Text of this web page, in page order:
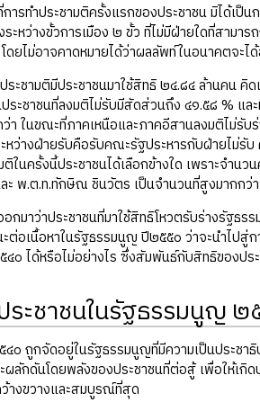
ารทำประชามติครั้งแรกของประชาชน มิได้เ
ะหว่างขั้วการเมือง ๒ ขั้ว ที่ไม่มีฝ่ายใดที่สามา
ดยไม่อาจคาดหมายได้ว่าผลลัพท์ในอนาคตจะไ
ะชามติมีประชาชนมาใช้สิทธิ ๒๔.๘๔ ล้านคน คิ
ะชาชนที่ลงมติไม่รับมีสัดส่วนถึง ๔๑.๕๘ % แ
า ในขณะที่ภาคเหนือและภาคอีสานลงมติไม่รับ
หว่างฝ่ายรับคือรับคณะรัฐประหารกับฝ่ายไม่
ติในครั้งนี้ประชาชนได้เลือกข้างใด เพราะจำ
ะ พ.ต.ท.ทักษิณ ชินวัตร เป็นจำนวนที่สูงมากกว่า
อกมาว่าประชาชนที่มาใช้สิทธิโหวตรับร่างรัฐ
ะต่อเนื้อหาในรัฐธรรมนูญ ปี๒๕๕๐ ว่าจะนำไป
๐ ได้หรือไม่อย่างไร ซึ่งสัมพันธ์กับสิทธิของปร
ะชาชนในรัฐธรรมนูญ ๒
๐ ถูกจัดอยู่ในรัฐธรรมนูญที่มีความเป็นประชา
ผลักดันโดยพลังของประชาชนที่ต่อสู้ เพื่อให้
างขวางและสมบูรณ์ที่สุด